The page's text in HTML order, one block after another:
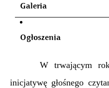
Galeria
Ogłoszenia
W trwającym roku
inicjatywę głośnego